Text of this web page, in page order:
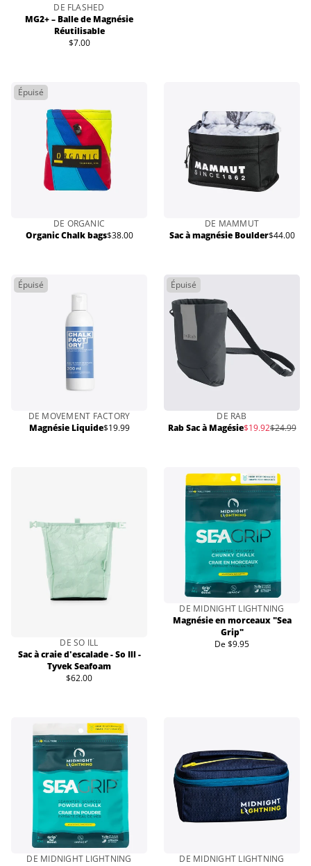
DE FLASHED
MG2+ – Balle de Magnésie
Réutilisable
Prix
$7.00
Épuisé
DE ORGANIC
Organic Chalk bagsPrix
$38.00
DE MAMMUT
Sac à magnésie BoulderPrix
$44.00
Épuisé
DE MOVEMENT FACTORY
Magnésie LiquidePrix
$19.99
Épuisé
DE RAB
Rab Sac à MagésiePrix
$19.92Prix
$24.99
DE SO ILL
Sac à craie d'escalade - So Ill -
Tyvek Seafoam
Prix
$62.00
DE MIDNIGHT LIGHTNING
Magnésie en morceaux "Sea
Grip"
Prix
De $9.95
DE MIDNIGHT LIGHTNING
DE MIDNIGHT LIGHTNING